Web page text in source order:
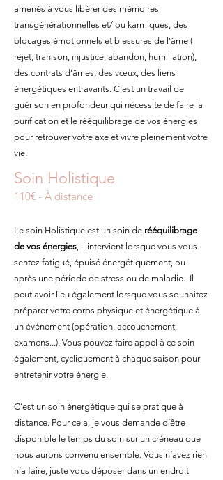
amenés à vous libérer des mémoires
transgénérationnelles et/ ou karmiques, des
blocages émotionnels et blessures de l'âme (
rejet, trahison, injustice, abandon, humiliation),
des contrats d'âmes, des vœux, des liens
énergétiques entravants. C'est un travail de
guérison en profondeur qui nécessite de faire la
purification et le rééquilibrage de vos énergies
pour retrouver votre axe et vivre pleinement votre
vie.
Soin Holistique
110€ - À distance
Le soin Holistique est un soin de rééquilibrage
de vos énergies , il intervient lorsque vous vous
sentez fatigué, épuisé énergétiquement, ou
après une période de stress ou de maladie. Il
peut avoir lieu également lorsque vous souhaitez
préparer votre corps physique et énergétique à
un événement (opération, accouchement,
examens...). Vous pouvez faire appel à ce soin
également, cycliquement à chaque saison pour
entretenir votre énergie.
C’est un soin énergétique qui se pratique à
distance. Pour cela, je vous demande d’être
disponible le temps du soin sur un créneau que
nous aurons convenu ensemble. Vous n’avez rien
n’a faire, juste vous déposer dans un endroit